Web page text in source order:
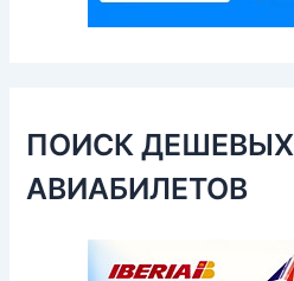
ПОИСК ДЕШЕВЫХ
АВИАБИЛЕТОВ